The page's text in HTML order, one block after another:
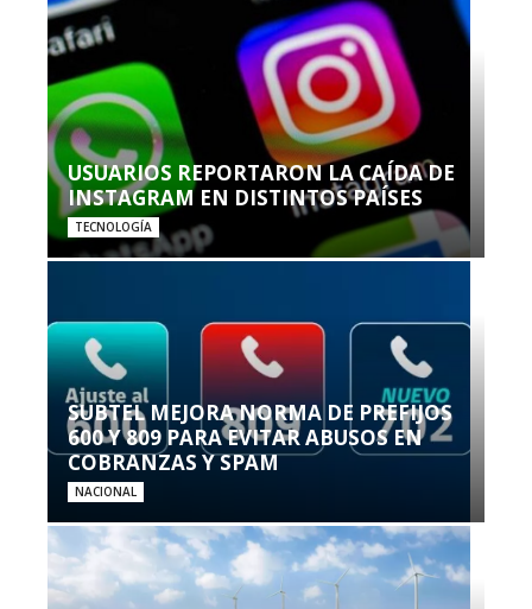
USUARIOS REPORTARON LA CAÍDA DE
INSTAGRAM EN DISTINTOS PAÍSES
TECNOLOGÍA
SUBTEL MEJORA NORMA DE PREFIJOS
600 Y 809 PARA EVITAR ABUSOS EN
COBRANZAS Y SPAM
NACIONAL